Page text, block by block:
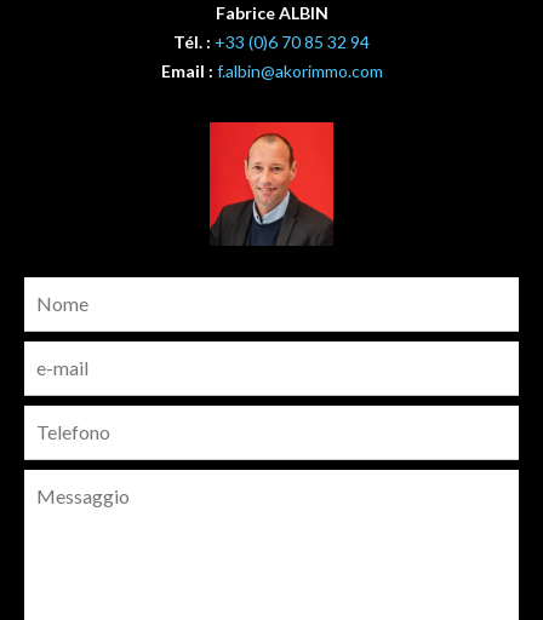
Fabrice ALBIN
Tél. : +33 (0)6 70 85 32 94
Email : f.albin@akorimmo.com